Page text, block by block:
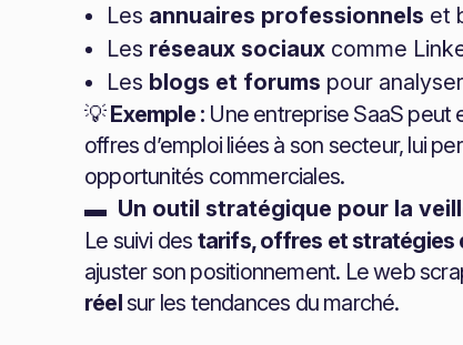
Les annuaires professionnels et
Les réseaux sociaux comme
Les blogs et forums pour
💡Exemple : Une entreprise SaaS peut
offres d’emploi liées à son secteur, lui
opportunités commerciales.
▬ Un outil stratégique pour la
Le suivi des tarifs, offres et stratégies
ajuster son positionnement. Le web
réelsur les tendances du marché.